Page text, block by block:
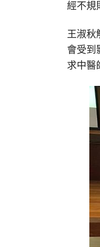
經不規
王淑秋
會受到
求中醫